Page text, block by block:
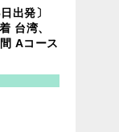
出発〕
台湾、
Aコース